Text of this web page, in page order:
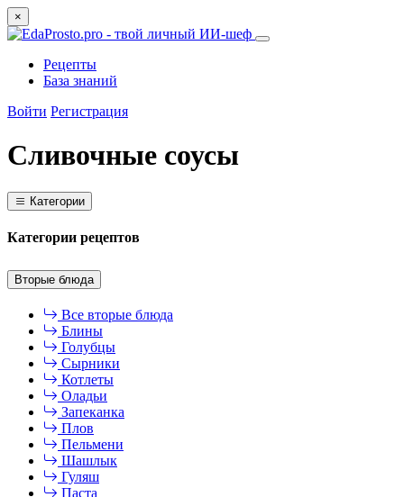
×
Рецепты
База знаний
Войти Регистрация
Сливочные соусы
Категории
Категории рецептов
Вторые блюда
Все вторые блюда
Блины
Голубцы
Сырники
Котлеты
Оладьи
Запеканка
Плов
Пельмени
Шашлык
Гуляш
Паста